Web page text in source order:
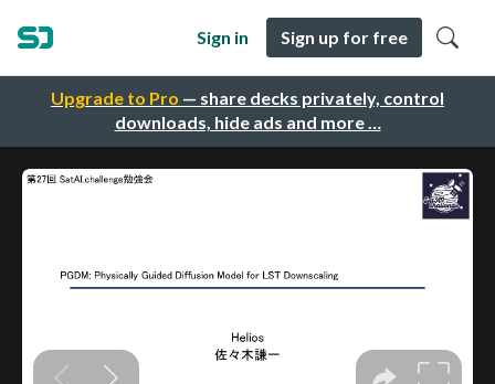
Upgrade to Pro — share decks privately, control
downloads, hide ads and more …
Sign in Sign up for free